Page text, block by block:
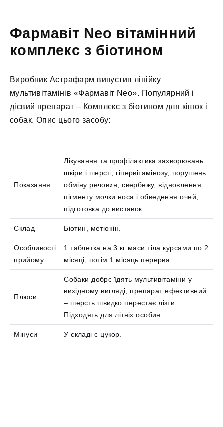
Фармавіт Neo вітамінний
комплекс з біотином
Виробник Астрафарм випустив лінійку
мультивітамінів «Фармавіт Neo». Популярний і
дієвий препарат – Комплекс з біотином для кішок і
собак. Опис цього засобу:
Показання
Лікування та профілактика захворювань
шкіри і шерсті, гіпервітамінозу, порушень
обміну речовин, свербежу, відновлення
пігменту мочки носа і обведення очей,
підготовка до виставок.
Склад Біотин, метіонін.
Особливості
прийому
1 таблетка на 3 кг маси тіла курсами по 2
місяці, потім 1 місяць перерва.
Плюси
Собаки добре їдять мультивітаміни у
вихідному вигляді, препарат ефективний
– шерсть швидко перестає лізти.
Підходять для літніх особин.
Мінуси У складі є цукор.